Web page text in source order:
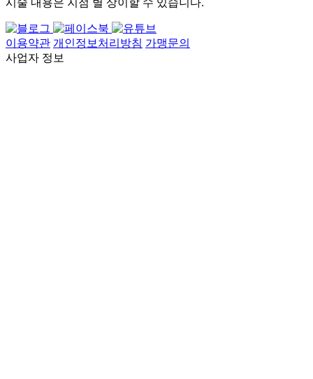
이용약관 개인정보처리방침 가맹문의
사업자 정보